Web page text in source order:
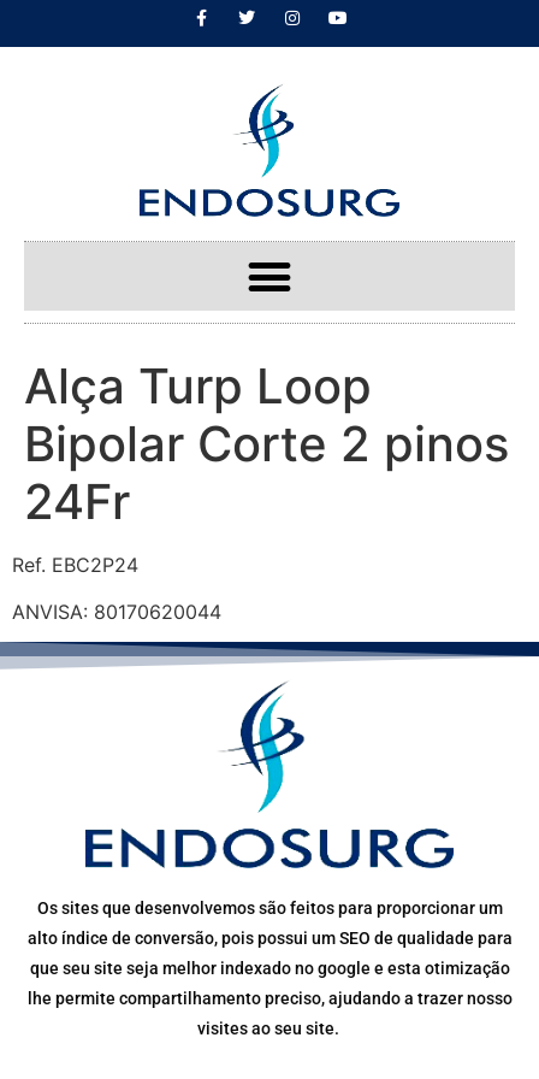
Alça Turp Loop
Bipolar Corte 2 pinos
24Fr
Ref. EBC2P24
ANVISA: 80170620044
Os sites que desenvolvemos são feitos para proporcionar um
alto índice de conversão, pois possui um SEO de qualidade para
que seu site seja melhor indexado no google e esta otimização
lhe permite compartilhamento preciso, ajudando a trazer nosso
visites ao seu site.